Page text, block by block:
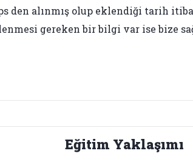
den alınmış olup eklendiği tarih
gereken bir bilgi var ise bize
Eğitim Yaklaşımı